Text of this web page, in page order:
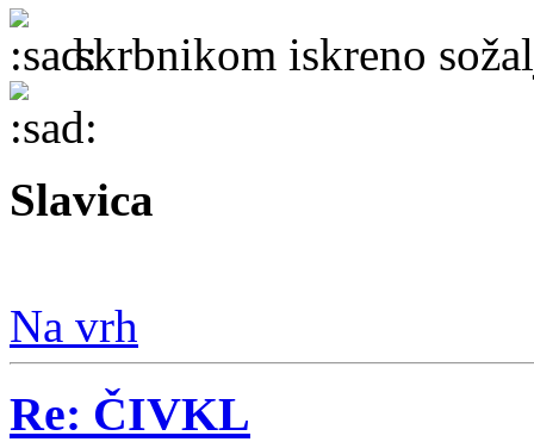
skrbnikom iskreno
Slavica
Na vrh
Re: ČIVKL